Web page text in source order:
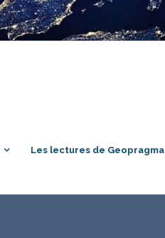
Les lectures de Geopragma